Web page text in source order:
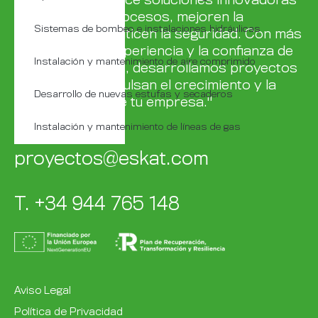
Sistemas de bombeo e instalaciones hidráulicas
Instalación y mantenimiento de aire comprimido
Desarrollo de nuevas estufas y secaderos
Instalación y mantenimiento de líneas de gas
que optimicen procesos, mejoren la
eficiencia y garanticen la seguridad. Con más
de 30 años de experiencia y la confianza de
nuestros clientes, desarrollamos proyectos
a medida que impulsan el crecimiento y la
competitividad de tu empresa."
proyectos@eskat.com
T. +34 944 765 148
Aviso Legal
Política de Privacidad